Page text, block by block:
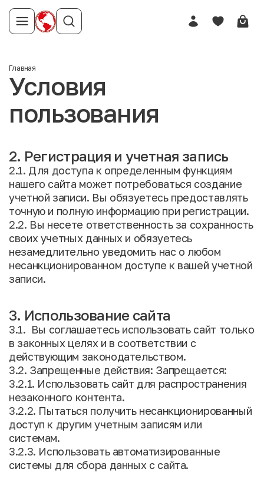
Главная
Условия
пользования
2. Регистрация и учетная запись
2.1. Для доступа к определенным функциям
нашего сайта может потребоваться создание
учетной записи. Вы обязуетесь предоставлять
точную и полную информацию при регистрации.
2.2. Вы несете ответственность за сохранность
своих учетных данных и обязуетесь
незамедлительно уведомить нас о любом
несанкционированном доступе к вашей учетной
записи.
3. Использование сайта
3.1. Вы соглашаетесь использовать сайт только
в законных целях и в соответствии с
действующим законодательством.
3.2. Запрещенные действия: Запрещается:
3.2.1. Использовать сайт для распространения
незаконного контента.
3.2.2. Пытаться получить несанкционированный
доступ к другим учетным записям или
системам.
3.2.3. Использовать автоматизированные
системы для сбора данных с сайта.